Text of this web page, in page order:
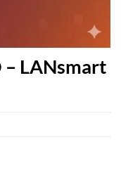
– LANsmart